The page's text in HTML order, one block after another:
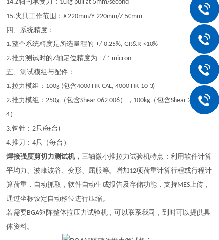
14.Z轴的承受力： 10kg pull at 5mm/second
15.夹具工作范围：X 220mm/Y 220mm/Z 50mm
四、系统精度：
1.整个系统精度是所选量程的+/-0.25%, GR&R <10%
2.推力测试时的Z轴定位精度为+/-1 micron
五、测试模组与配件：
1.拉力模组： 100g (包含4000 HK-CAL, 4000-HK-10-3)
2.推力模组： 250g （包含Shear 062-006）， 100kg （包含Shear 250-35
4）
3.钩针： 2只 (每台)
4.推刀：4只（每台）
焊接强度剪切力测试机， 三轴微小推拉力试验机特点：利用软件计算
平均力、波峰波谷、变形、屈服等。增加12项荷重计算行程或行程计
算荷重，自动抓取 ，软件自动生成报告及存储功能，支持MES 上传 ，
通过坐标设定自动移位进行压缩。
若需要BGA矩阵整体拉压力试验机，可以联系我司，到时可以提供具
体资料。